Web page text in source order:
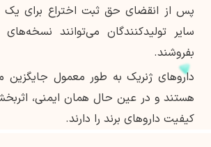
پس از انقضای حق ثبت اختراع برای یک
سایر تولیدکنندگان می‌توانند
بفروشند.
داروهای ژنریک به طور معمول جایگزین
هستند و در عین حال همان ایمنی،
کیفیت داروهای برند را دارند.